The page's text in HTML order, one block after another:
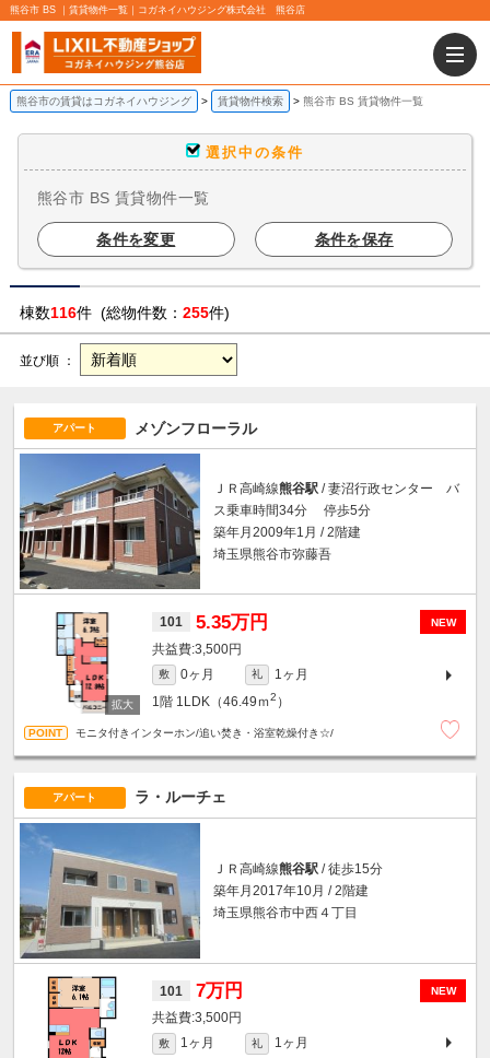
熊谷市 BS ｜賃貸物件一覧｜コガネイハウジング株式会社 熊谷店
熊谷市の賃貸はコガネイハウジング 賃貸物件検索 熊谷市 BS 賃貸物件一覧
選択中の条件
熊谷市 BS 賃貸物件一覧
条件を変更 条件を保存
棟数116件 (総物件数： 255件)
並び順 ：
アパート メゾンフローラル
ＪＲ高崎線熊谷駅 / 妻沼行政センター バ
ス乗車時間34分 停歩5分
築年月2009年1月 / 2階建
埼玉県熊谷市弥藤吾
NEW
101 5.35万円
3,500円
敷 0ヶ月 礼
1ヶ月
1階 1LDK（46.49ｍ2 ）
モニタ付きインターホン/追い焚き・浴室乾燥付き☆/
アパート ラ・ルーチェ
ＪＲ高崎線熊谷駅 / 徒歩15分
築年月2017年10月 / 2階建
埼玉県熊谷市中西４丁目
NEW
101 7万円
3,500円
敷 1ヶ月 礼
1ヶ月